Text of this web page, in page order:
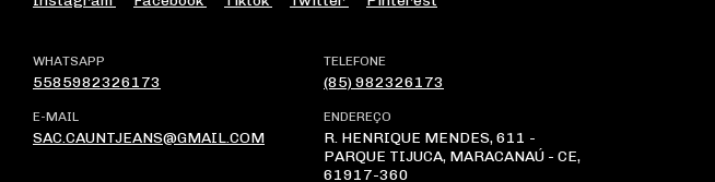
WHATSAPP
5585982326173
TELEFONE
(85) 982326173
E-MAIL
SAC.CAUNTJEANS@GMAIL.COM
ENDEREÇO
R. HENRIQUE MENDES, 611 -
PARQUE TIJUCA, MARACANAÚ - CE,
61917-360